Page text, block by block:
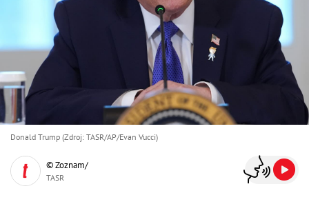
Donald Trump (Zdroj: TASR/AP/Evan Vucci)
© Zoznam/
TASR